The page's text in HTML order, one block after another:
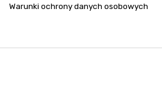
Warunki ochrony danych osobowych